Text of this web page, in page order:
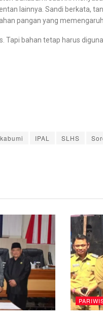
lainnya. Sandi berkata,
pangan yang
Tapi bahan tetap harus
IPAL SLHS